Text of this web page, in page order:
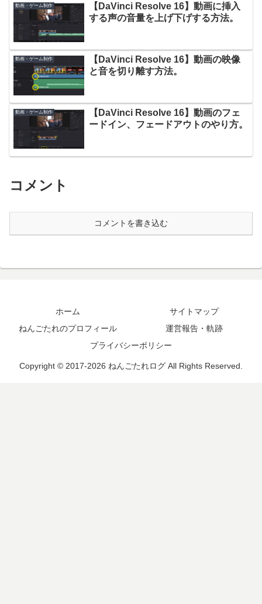
動画・ゲーム制作
【DaVinci Resolve 16】動画に挿入
する声の音量を上げ下げする方法。
動画・ゲーム制作
【DaVinci Resolve 16】動画の映像
と音を切り離す方法。
動画・ゲーム制作
【DaVinci Resolve 16】動画のフェ
ードイン、フェードアウトのやり方。
コメント
コメントを書き込む
ホーム
サイトマップ
ねんごたれのプロフィール
運営報告・軌跡
プライバシーポリシー
Copyright © 2017-2026 ねんごたれログ All Rights Reserved.